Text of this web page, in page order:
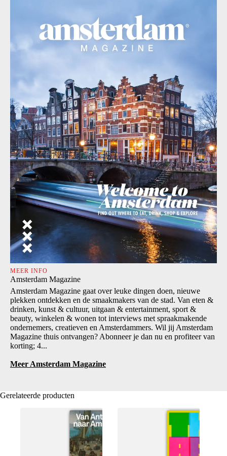
MEER INFO
Amsterdam Magazine
Amsterdam Magazine gaat over leuke dingen doen, nieuwe
plekken ontdekken en de smaakmakers van de stad. Van eten &
drinken, kunst & cultuur, uitgaan & entertainment, sport &
beauty, winkelen & wonen tot interviews met spraakmakende
ondernemers, creatieven en Amsterdammers. Wil jij Amsterdam
Magazine thuis ontvangen? Abonneer je dan nu en profiteer van
korting; 4...
Meer Amsterdam Magazine
Gerelateerde producten